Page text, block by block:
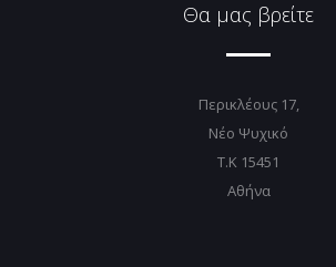
Θα μας βρείτε
Περικλέους 17,
Νέο Ψυχικό
T.K 15451
Αθήνα